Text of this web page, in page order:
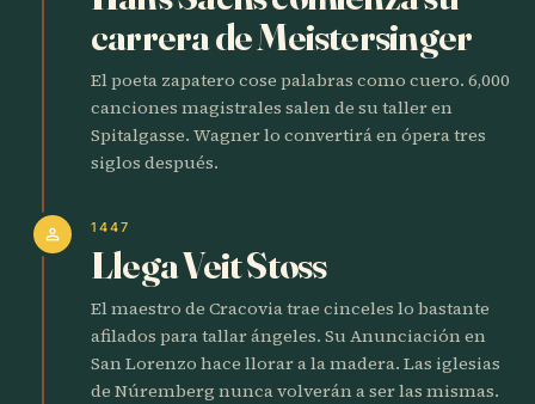
carrera de Meistersinger
El poeta zapatero cose palabras como cuero. 6,000
canciones magistrales salen de su taller en
Spitalgasse. Wagner lo convertirá en ópera tres
siglos después.
person 1447
Llega Veit Stoss
El maestro de Cracovia trae cinceles lo bastante
afilados para tallar ángeles. Su Anunciación en
San Lorenzo hace llorar a la madera. Las iglesias
de Núremberg nunca volverán a ser las mismas.